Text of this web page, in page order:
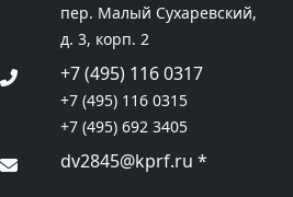
пер. Малый Сухаревский,
д. 3, корп. 2
+7 (495) 116 0317
+7 (495) 116 0315
+7 (495) 692 3405
dv2845@kprf.ru *